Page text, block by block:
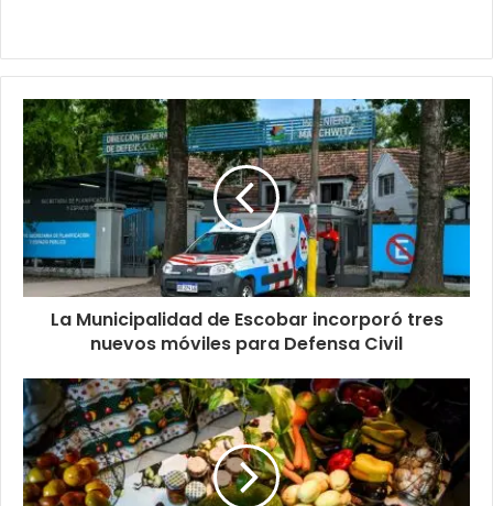
La Municipalidad de Escobar incorporó tres
nuevos móviles para Defensa Civil